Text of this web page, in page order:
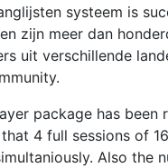
systeem is
zijn meer dan
uit verschillende
package has been
4 full sessions of
Also the